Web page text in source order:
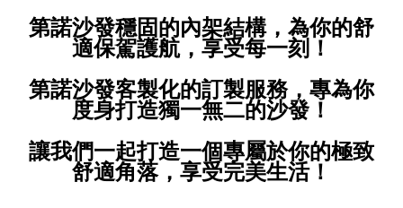
第諾沙發穩固的內架結構，為你的舒
適保駕護航，享受每一刻！
第諾沙發客製化的訂製服務，專為你
度身打造獨一無二的沙發！
讓我們一起打造一個專屬於你的極致
舒適角落，享受完美生活！